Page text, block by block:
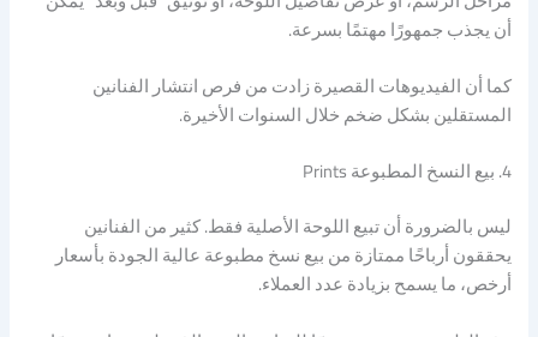
أن يجذب جمهورًا مهتمًا بسرعة.
كما أن الفيديوهات القصيرة زادت من فرص انتشار الفنانين
المستقلين بشكل ضخم خلال السنوات الأخيرة.
4. بيع النسخ المطبوعة Prints
ليس بالضرورة أن تبيع اللوحة الأصلية فقط. كثير من الفنانين
يحققون أرباحًا ممتازة من بيع نسخ مطبوعة عالية الجودة بأسعار
أرخص، ما يسمح بزيادة عدد العملاء.